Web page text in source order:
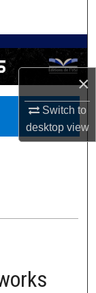
×
Switch to
desktopview